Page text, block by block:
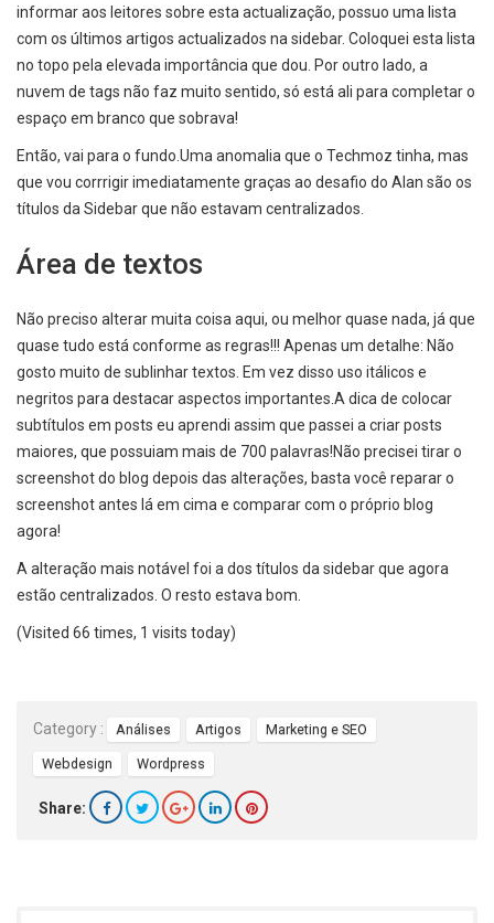
informar aos leitores sobre esta actualização, possuo uma lista
com os últimos artigos actualizados na sidebar. Coloquei esta lista
no topo pela elevada importância que dou. Por outro lado, a
nuvem de tags não faz muito sentido, só está ali para completar o
espaço em branco que sobrava!
Então, vai para o fundo.Uma anomalia que o Techmoz tinha, mas
que vou corrrigir imediatamente graças ao desafio do Alan são os
títulos da Sidebar que não estavam centralizados.
Área de textos
Não preciso alterar muita coisa aqui, ou melhor quase nada, já que
quase tudo está conforme as regras!!! Apenas um detalhe: Não
gosto muito de sublinhar textos. Em vez disso uso itálicos e
negritos para destacar aspectos importantes.A dica de colocar
subtítulos em posts eu aprendi assim que passei a criar posts
maiores, que possuiam mais de 700 palavras!Não precisei tirar o
screenshot do blog depois das alterações, basta você reparar o
screenshot antes lá em cima e comparar com o próprio blog
agora!
A alteração mais notável foi a dos títulos da sidebar que agora
estão centralizados. O resto estava bom.
(Visited 66 times, 1 visits today)
Category : Análises Artigos Marketing e SEO
Webdesign Wordpress
Share: